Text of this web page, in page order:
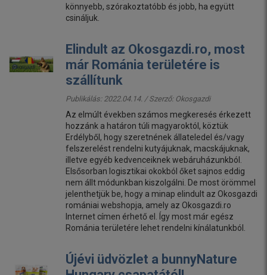
könnyebb, szórakoztatóbb és jobb, ha együtt
csináljuk.
Elindult az Okosgazdi.ro, most
már Románia területére is
szállítunk
Publikálás: 2022.04.14. / Szerző: Okosgazdi
Az elmúlt években számos megkeresés érkezett
hozzánk a határon túli magyaroktól, köztük
Erdélyből, hogy szeretnének állateledel és/vagy
felszerelést rendelni kutyájuknak, macskájuknak,
illetve egyéb kedvenceiknek webáruházunkból.
Elsősorban logisztikai okokból őket sajnos eddig
nem állt módunkban kiszolgálni. De most örömmel
jelenthetjük be, hogy a minap elindult az Okosgazdi
romániai webshopja, amely az Okosgazdi.ro
Internet címen érhető el. Így most már egész
Románia területére lehet rendelni kínálatunkból.
Újévi üdvözlet a bunnyNature